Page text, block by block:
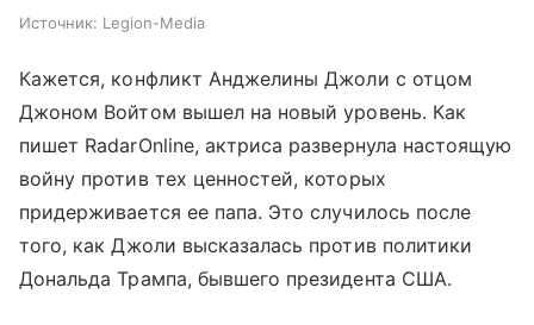
Источник: Legion-Media
Кажется, конфликт Анджелины Джоли с отцом
Джоном Войтом вышел на новый уровень. Как
пишет RadarOnline, актриса развернула настоящую
войну против тех ценностей, которых
придерживается ее папа. Это случилось после
того, как Джоли высказалась против политики
Дональда Трампа, бывшего президента США.